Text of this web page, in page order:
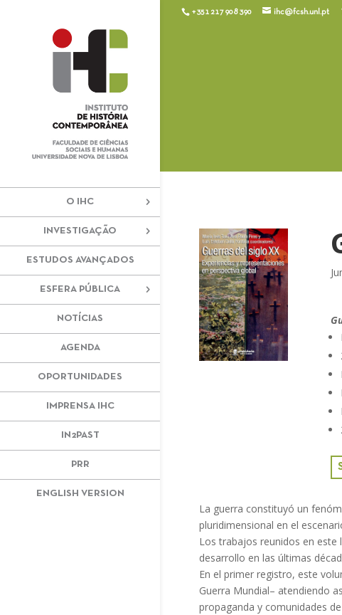
+351 217 908 390 ihc@fcsh.unl.pt
O IHC
INVESTIGAÇÃO
ESTUDOS AVANÇADOS
ESFERA PÚBLICA
NOTÍCIAS
AGENDA
OPORTUNIDADES
IMPRENSA IHC
IN2PAST
PRR
ENGLISH VERSION
La guerra constituyó un
pluridimensional en el
Los trabajos reunidos en este
desarrollo en las últimas
En el primer registro, este
Guerra Mundial– atendiendo
propaganda y comunidades